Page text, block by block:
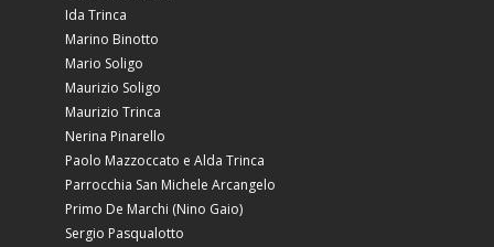
Ida Trinca
Marino Binotto
Mario Soligo
Maurizio Soligo
Maurizio Trinca
Nerina Pinarello
Paolo Mazzoccato e Alda Trinca
Parrocchia San Michele Arcangelo
Primo De Marchi (Nino Gaio)
Sergio Pasqualotto